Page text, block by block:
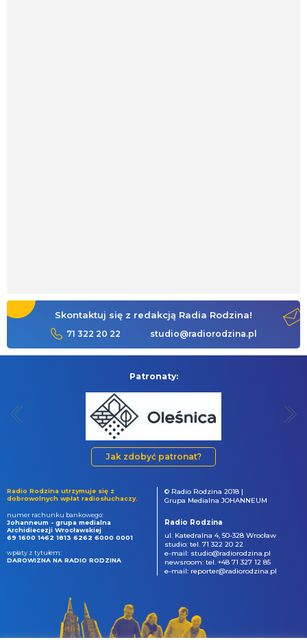
Skontaktuj się z redakcją Radia Rodzina!
71 322 20 22 studio@radiorodzina.pl
Patronaty:
Jak zdobyć patronat?
Radio Rodzina utrzymuje się z
dobrowolnych wpłat radiosłuchaczy.
numer rachunku bankowego:
Johanneum - grupa medialna
Archidiecezji Wrocławskiej
69 1600 1462 1813 6262 6000 0001
wpłaty z tytułem:
DAROWIZNA NA RADIO RODZINA
© Radio Rodzina 2018 |
Grupa Medialna JOHANNEUM
Radio Rodzina
ul. Katedralna 4, 50-328 Wrocław
studio: tel. 71 322 20 22
e-mail: studio@radiorodzina.pl
newsroom: tel. +48 71 327 12 85
e-mail: reporter@radiorodzina.pl